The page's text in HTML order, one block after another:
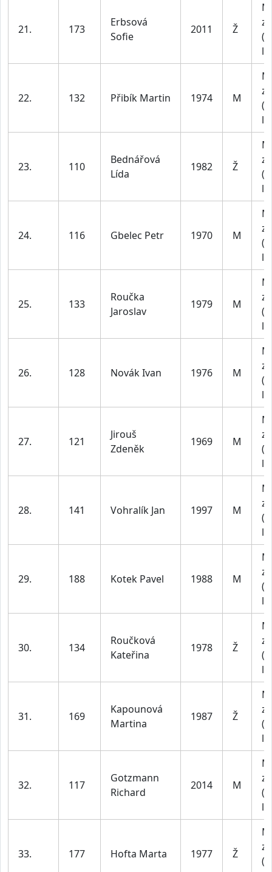
21. 173
Erbsová
Sofie
2011 Ž
22. 132 Přibík Martin 1974 M
23. 110
Bednářová
Lída
1982 Ž
24. 116 Gbelec Petr 1970 M
25. 133
Roučka
Jaroslav
1979 M
26. 128 Novák Ivan 1976 M
27. 121
Jirouš
Zdeněk
1969 M
28. 141 Vohralík Jan 1997 M
29. 188 Kotek Pavel 1988 M
30. 134
Roučková
Kateřina
1978 Ž
31. 169
Kapounová
Martina
1987 Ž
32. 117
Gotzmann
Richard
2014 M
33. 177 Hofta Marta 1977 Ž